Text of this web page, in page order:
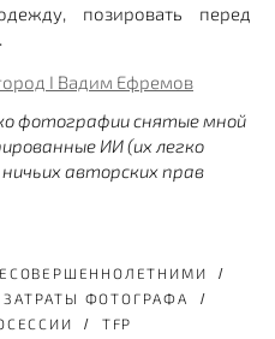
позировать перед
I Вадим Ефремов
фотографии снятые мной
ИИ (их легко
авторских прав
ЗАТРАТЫ ФОТОГРАФА
TFP